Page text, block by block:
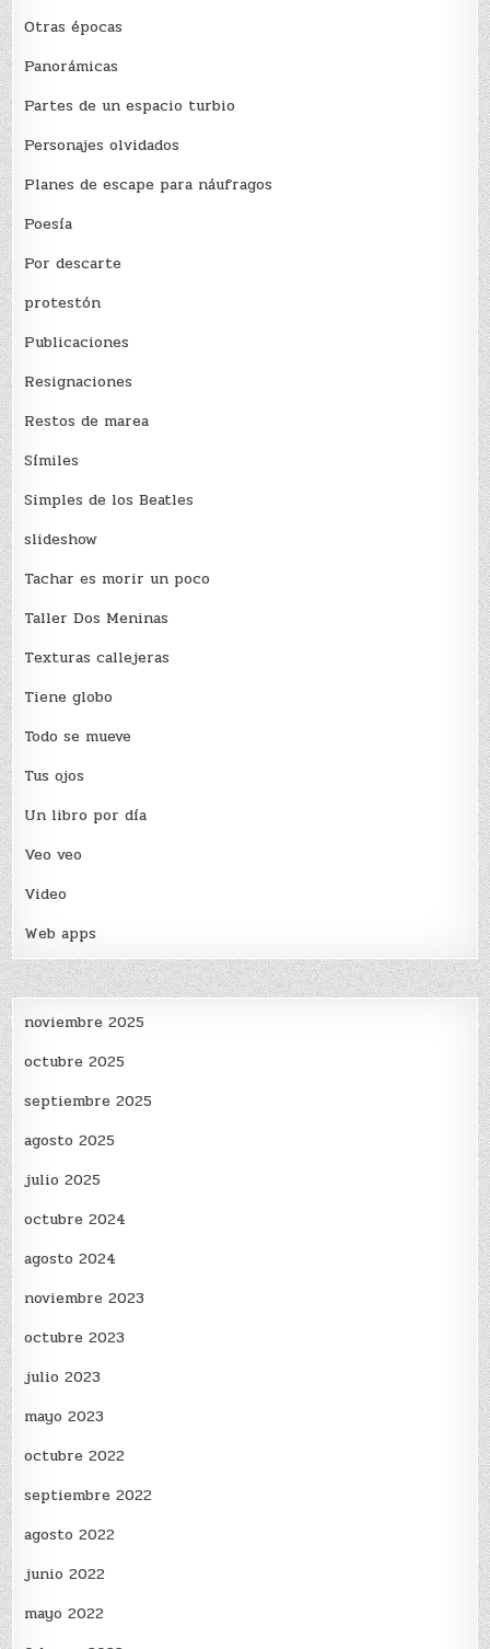
Otras épocas
Panorámicas
Partes de un espacio turbio
Personajes olvidados
Planes de escape para náufragos
Poesía
Por descarte
protestón
Publicaciones
Resignaciones
Restos de marea
Sí­miles
Simples de los Beatles
slideshow
Tachar es morir un poco
Taller Dos Meninas
Texturas callejeras
Tiene globo
Todo se mueve
Tus ojos
Un libro por día
Veo veo
Video
Web apps
noviembre 2025
octubre 2025
septiembre 2025
agosto 2025
julio 2025
octubre 2024
agosto 2024
noviembre 2023
octubre 2023
julio 2023
mayo 2023
octubre 2022
septiembre 2022
agosto 2022
junio 2022
mayo 2022